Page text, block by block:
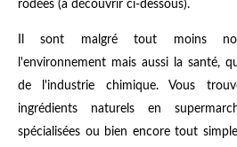
rodées (à découvrir ci-dessous).
Il sont malgré tout moins
l'environnement mais aussi la santé,
de l'industrie chimique. Vous
ingrédients naturels en
spécialisées ou bien encore tout